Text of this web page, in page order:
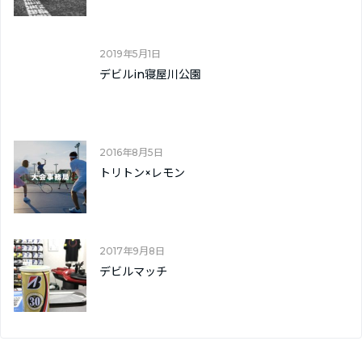
2019年5月1日
デビルin寝屋川公園
2016年8月5日
トリトン×レモン
2017年9月8日
デビルマッチ